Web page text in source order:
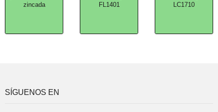
zincada
FL1401
LC1710
SÍGUENOS EN